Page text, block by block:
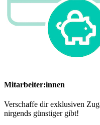
Mitarbeiter:innen
Verschaffe dir exklusiven
nirgends günstiger gibt!